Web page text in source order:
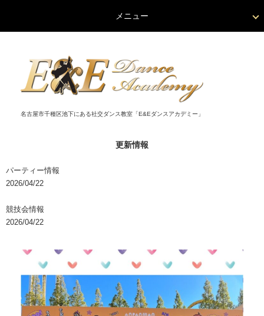
名古屋市千種区池下にある社交ダンス教室「E&Eダンスアカデミー」
更新情報
パーティー情報
2026/04/22
競技会情報
2026/04/22
メニュー